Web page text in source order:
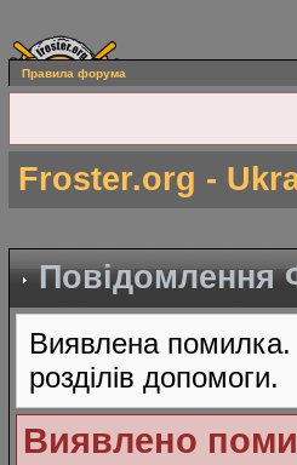
Правила форума
Froster.org -
Повідомлення
Виявлена
розділів допомоги.
Виявлено